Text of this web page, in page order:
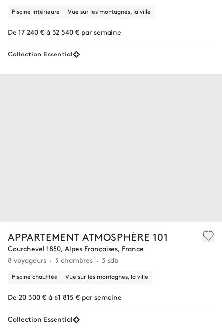
Piscine intérieure Vue sur les montagnes, la ville
De 17 240 € à 32 540 € par semaine
Collection Essential
APPARTEMENT ATMOSPHÈRE 101
Courchevel 1850, Alpes Françaises, France
8 voyageurs
3 chambres 3 sdb
Piscine chauffée Vue sur les montagnes, la ville
De 20 300 € à 61 815 € par semaine
Collection Essential